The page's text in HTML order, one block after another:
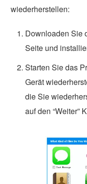
wiederherstellen:
Downloaden Sie
Seite und
Starten Sie das
Gerät
die Sie
auf den “Weiter”